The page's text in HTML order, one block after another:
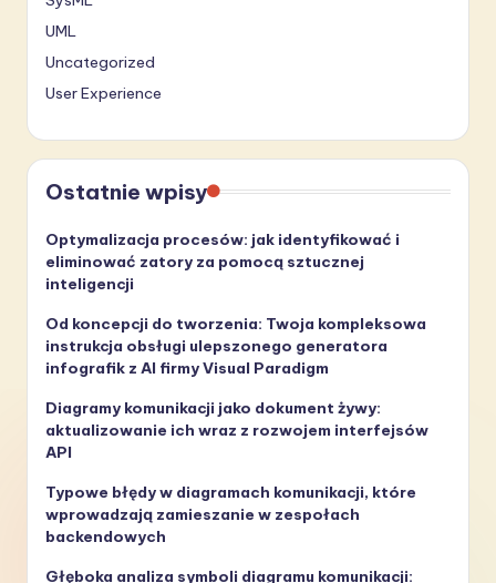
UML
Uncategorized
User Experience
Ostatnie wpisy
Optymalizacja procesów: jak identyfikować i
eliminować zatory za pomocą sztucznej
inteligencji
Od koncepcji do tworzenia: Twoja kompleksowa
instrukcja obsługi ulepszonego generatora
infografik z AI firmy Visual Paradigm
Diagramy komunikacji jako dokument żywy:
aktualizowanie ich wraz z rozwojem interfejsów
API
Typowe błędy w diagramach komunikacji, które
wprowadzają zamieszanie w zespołach
backendowych
Głęboka analiza symboli diagramu komunikacji: